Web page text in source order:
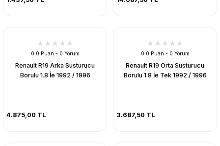
0.0 Puan - 0 Yorum
Renault R19 Arka Susturucu
Borulu 1.8 İe 1992 / 1996
4.875,00 TL
0.0 Puan - 0 Yorum
Renault R19 Orta Susturucu
Borulu 1.8 İe Tek 1992 / 1996
3.687,50 TL